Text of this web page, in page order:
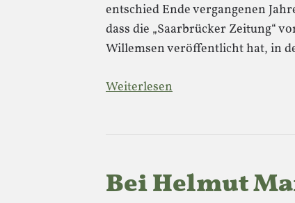
entschied Ende vergangenen
dass die „Saarbrücker Zeitung“
Willemsen veröffentlicht hat, in
Weiterlesen
Bei Helmut